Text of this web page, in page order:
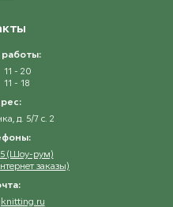
11 - 20
11 - 18
д. 5/7 с. 2
(Шоу-рум)
заказы)